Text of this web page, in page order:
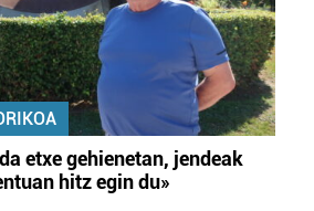
etxe gehienetan, jendeak
hitz egin du»